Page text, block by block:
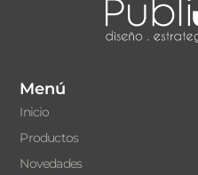
Menú
Inicio
Productos
Novedades